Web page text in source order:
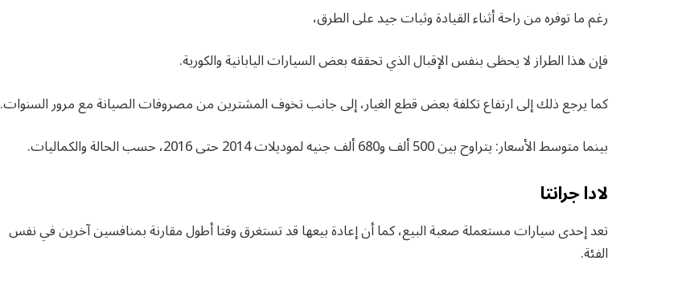
رغم ما توفره من راحة أثناء القيادة وثبات جيد على الطرق،
فإن هذا الطراز لا يحظى بنفس الإقبال الذي تحققه بعض السيارات اليابانية والكورية.
كما يرجع ذلك إلى ارتفاع تكلفة بعض قطع الغيار، إلى جانب تخوف المشترين من مصروفات الصيانة مع مرور السنوات.
بينما متوسط الأسعار: يتراوح بين 500 ألف و680 ألف جنيه لموديلات 2014 حتى 2016، حسب الحالة والكماليات.
لادا جرانتا
تعد إحدى سيارات مستعملة صعبة البيع، كما أن إعادة بيعها قد تستغرق وقتا أطول مقارنة بمنافسين آخرين في نفس
الفئة.